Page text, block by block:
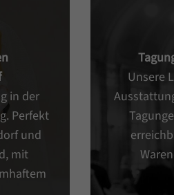
in der
Perfekt
und
mit
Unsere